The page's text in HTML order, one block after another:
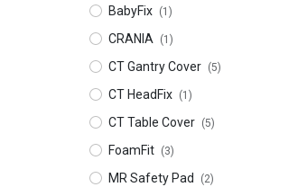
BabyFix (1)
CRANIA (1)
CT Gantry Cover (5)
CT HeadFix (1)
CT Table Cover (5)
FoamFit (3)
MR Safety Pad (2)